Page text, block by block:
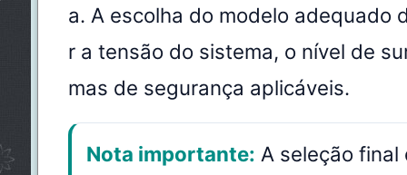
a. A escolha do modelo adequado
r a tensão do sistema, o nível de
mas de segurança aplicáveis.
Nota importante: A seleção